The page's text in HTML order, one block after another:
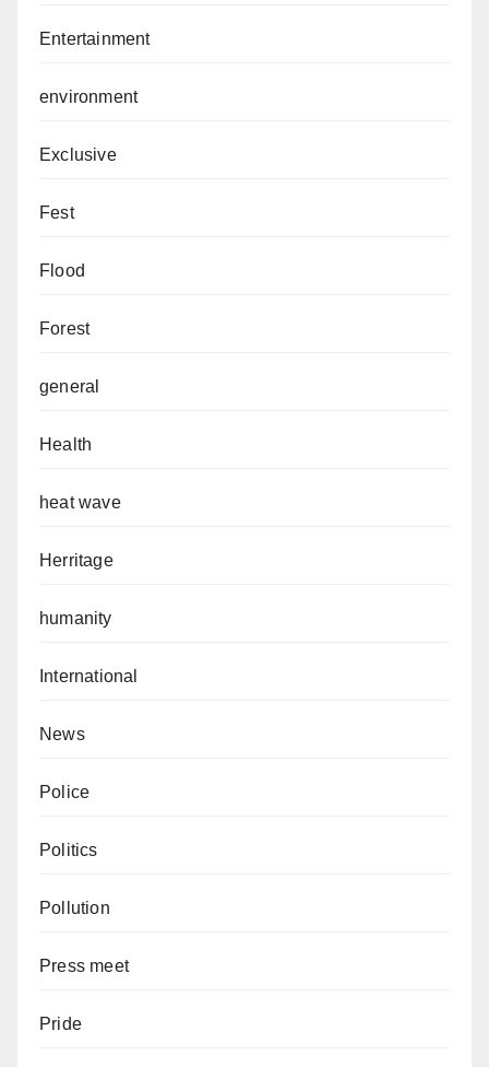
Entertainment
environment
Exclusive
Fest
Flood
Forest
general
Health
heat wave
Herritage
humanity
International
News
Police
Politics
Pollution
Press meet
Pride